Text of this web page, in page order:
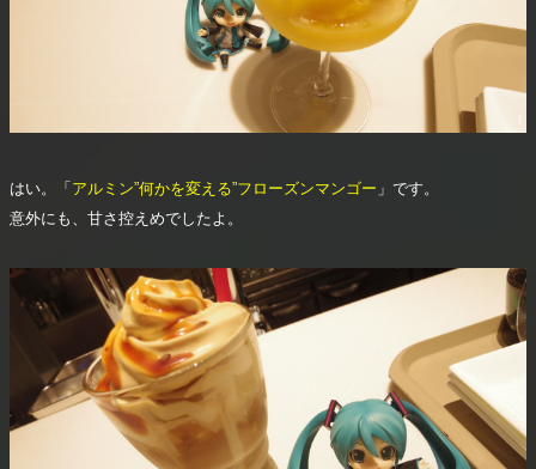
はい。「 アルミン”何かを変える”フローズンマンゴー 」です。
意外にも、甘さ控えめでしたよ。